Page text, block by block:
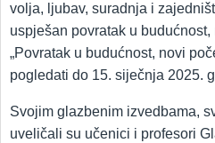
volja, ljubav, suradnja i
uspješan povratak u
„Povratak u budućnost, novi
pogledati do 15. siječnja 2025.
Svojim glazbenim izvedbama,
uveličali su učenici i profesori